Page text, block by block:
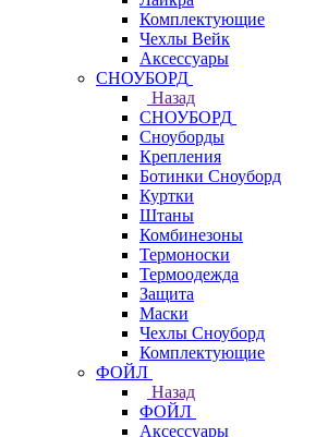
Комплектующие
Чехлы Вейк
Аксессуары
СНОУБОРД
Назад
СНОУБОРД
Сноуборды
Крепления
Ботинки Сноуборд
Куртки
Штаны
Комбинезоны
Термоноски
Термоодежда
Защита
Маски
Чехлы Сноуборд
Комплектующие
ФОЙЛ
Назад
ФОЙЛ
Аксессуары